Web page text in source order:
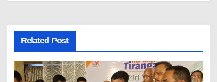
Related Post